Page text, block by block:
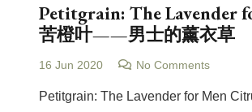
Petitgrain: The Lavender
苦橙叶——男士的薰衣草
16 Jun 2020 No Comments
Petitgrain: The Lavender for Men